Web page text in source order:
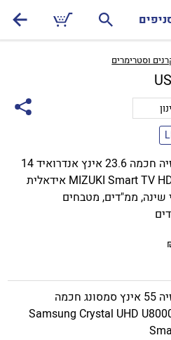
וסטרימרים‏
טלוויזיה חכמה 23.6 אינץ אנדרואיד 14
MIZUKI Smart TV HD LED אידאלית
שינה, ממ"דים, מטבחים
טלוויזיה 55 אינץ סמסונג חכמה
Samsung Crystal UHD